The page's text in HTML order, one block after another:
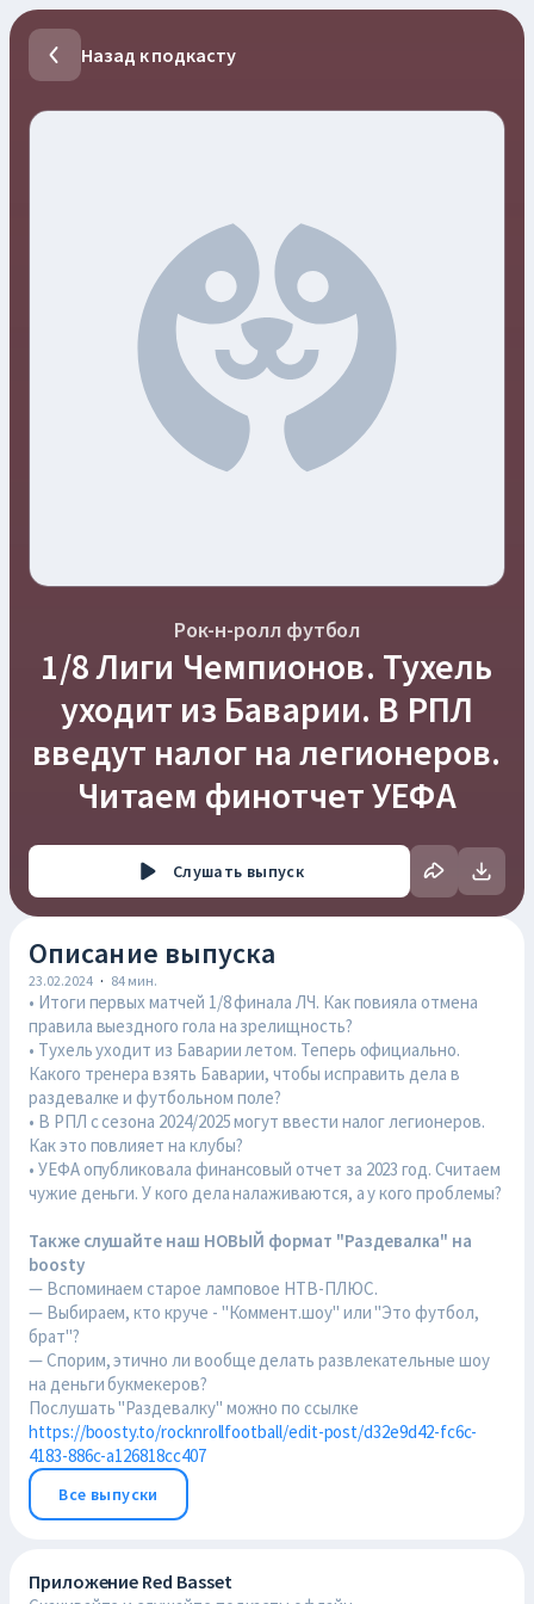
Назад к подкасту
Рок-н-ролл футбол
1/8 Лиги Чемпионов. Тухель
уходит из Баварии. В РПЛ
введут налог на легионеров.
Читаем финотчет УЕФА
Слушать выпуск
Описание выпуска
23.02.2024 · 84 мин.
• Итоги первых матчей 1/8 финала ЛЧ. Как повияла отмена
правила выездного гола на зрелищность?
• Тухель уходит из Баварии летом. Теперь официально.
Какого тренера взять Баварии, чтобы исправить дела в
раздевалке и футбольном поле?
• В РПЛ с сезона 2024/2025 могут ввести налог легионеров.
Как это повлияет на клубы?
• УЕФА опубликовала финансовый отчет за 2023 год. Считаем
чужие деньги. У кого дела налаживаются, а у кого проблемы?
Также слушайте наш НОВЫЙ формат "Раздевалка" на
boosty
— Вспоминаем старое ламповое НТВ-ПЛЮС.
— Выбираем, кто круче - "Коммент.шоу" или "Это футбол,
брат"?
— Спорим, этично ли вообще делать развлекательные шоу
на деньги букмекеров?
Послушать "Раздевалку" можно по ссылке
https://boosty.to/rocknrollfootball/edit-post/d32e9d42-fc6c-
4183-886c-a126818cc407
Все выпуски
Приложение Red Basset